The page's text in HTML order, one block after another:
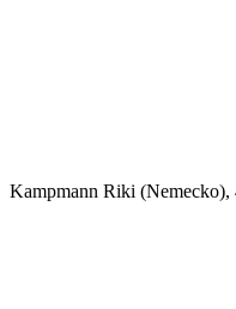
Kampmann Riki (Nemecko),